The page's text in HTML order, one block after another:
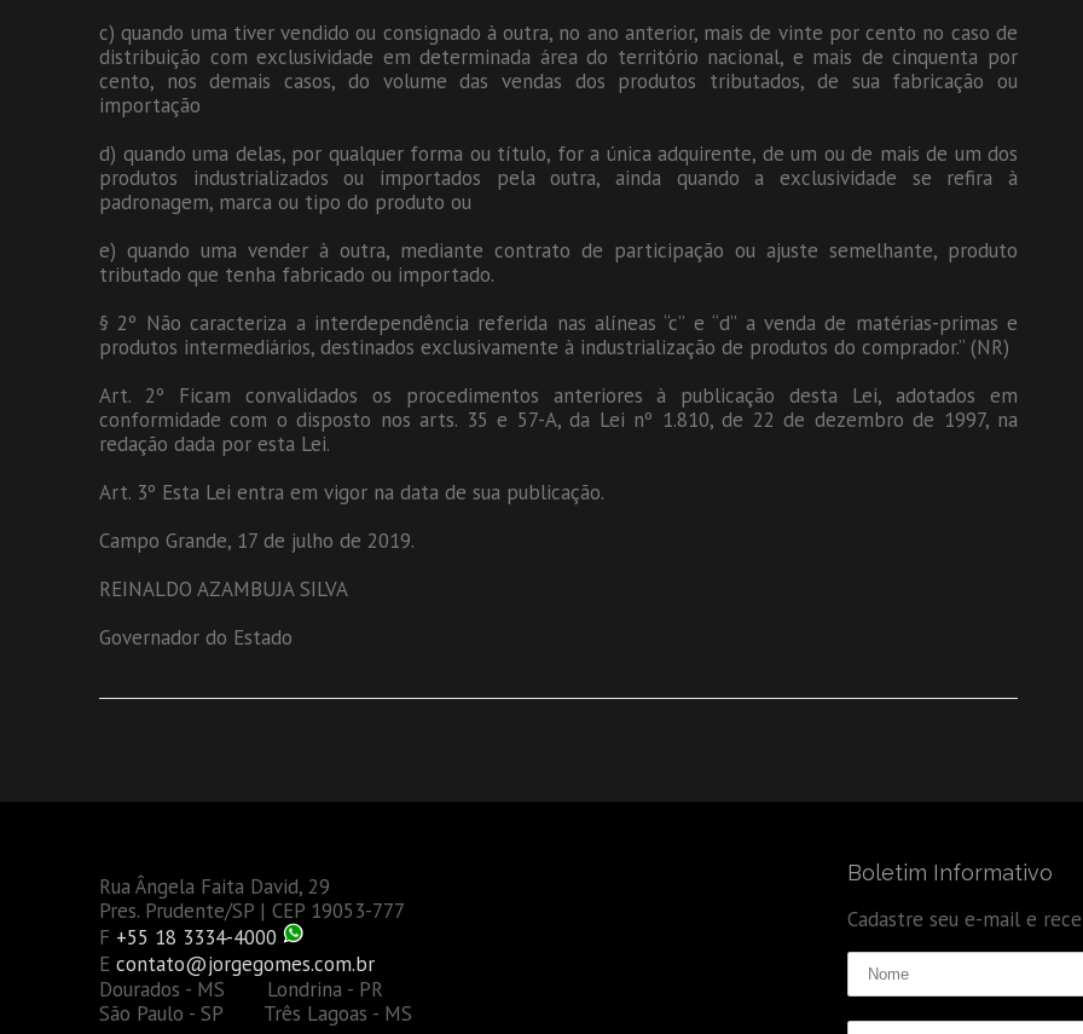
c) quando uma tiver vendido ou consignado à outra, no ano anterior, mais de vinte por cento no caso de
distribuição com exclusividade em determinada área do território nacional, e mais de cinquenta por
cento, nos demais casos, do volume das vendas dos produtos tributados, de sua fabricação ou
importação
d) quando uma delas, por qualquer forma ou título, for a única adquirente, de um ou de mais de um dos
produtos industrializados ou importados pela outra, ainda quando a exclusividade se refira à
padronagem, marca ou tipo do produto ou
e) quando uma vender à outra, mediante contrato de participação ou ajuste semelhante, produto
tributado que tenha fabricado ou importado.
§ 2º Não caracteriza a interdependência referida nas alíneas “c” e “d” a venda de matérias-primas e
produtos intermediários, destinados exclusivamente à industrialização de produtos do comprador.” (NR)
Art. 2º Ficam convalidados os procedimentos anteriores à publicação desta Lei, adotados em
conformidade com o disposto nos arts. 35 e 57-A, da Lei nº 1.810, de 22 de dezembro de 1997, na
redação dada por esta Lei.
Art. 3º Esta Lei entra em vigor na data de sua publicação.
Campo Grande, 17 de julho de 2019.
REINALDO AZAMBUJA SILVA
Governador do Estado
Rua Ângela Faita David, 29
Pres. Prudente/SP | CEP 19053-777
F +55 18 3334-4000
E contato@jorgegomes.com.br
Dourados - MS Londrina - PR
São Paulo - SP Três Lagoas - MS
Boletim Informativo
Cadastre seu e-mail e